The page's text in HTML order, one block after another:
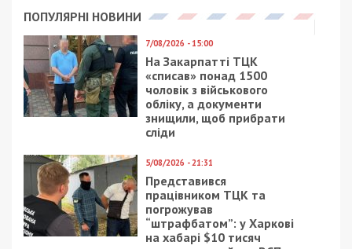
незаконно.
Поясним: очищенная вода из канализационных
стоков действительно в ряде стран в ряде
отелей (в первую очередь, того же Египта)
используется для бытовых нужд. Так как,
например, в Египте привозная вода очень
дорогая, вывоз нечистот — тем более, поэтому
частью в режиме замкнутого контура. Но это
Египет. Там можно™. Там же никто особо не
пытается разобраться, откуда появляется вода,
и куда деваются фекалии?
Вопрос лишь в том, что в Кирилловке эти